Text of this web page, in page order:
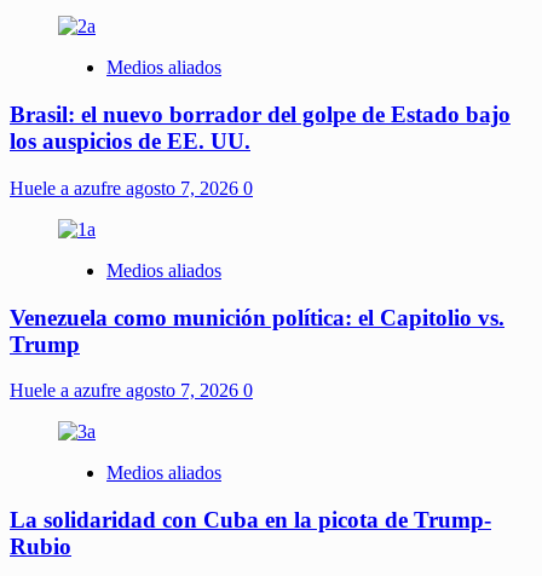
Medios aliados
Brasil: el nuevo borrador del golpe de Estado bajo
los auspicios de EE. UU.
Huele a azufre agosto 7, 2026 0
Medios aliados
Venezuela como munición política: el Capitolio vs.
Trump
Huele a azufre agosto 7, 2026 0
Medios aliados
La solidaridad con Cuba en la picota de Trump-
Rubio